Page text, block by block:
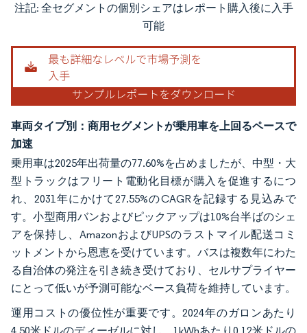
画像 © Mordor Intelligence。再利用にはCC BY 4.0の表示が必要です。
注記: 全セグメントの個別シェアはレポート購入後に入手
可能
車両タイプ別：商用セグメントが乗用車を上回るペースで
加速
乗用車は2025年出荷量の77.60%を占めましたが、中型・大
型トラックはフリート電動化目標が購入を促進するにつ
れ、2031年にかけて27.55%のCAGRを記録する見込みで
す。小型商用バンおよびピックアップは10%台半ばのシェ
アを保持し、AmazonおよびUPSのラストマイル配送コミ
ットメントから恩恵を受けています。バスは複数年にわた
る自治体の発注を引き続き受けており、セルサプライヤー
にとって低いが予測可能なベース負荷を維持しています。
運用コストの優位性が重要です。2024年のガロンあたり